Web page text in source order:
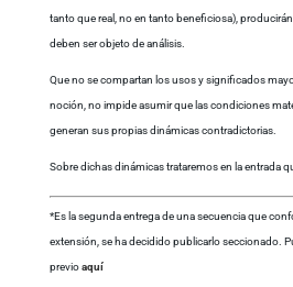
tanto que real, no en tanto beneficiosa),
deben ser objeto de análisis.
Que no se compartan los usos y significados
noción, no impide asumir que las condiciones
generan sus propias dinámicas contradictorias.
Sobre dichas dinámicas trataremos en la entrada
*Es la segunda entrega de una secuencia que
extensión, se ha decidido publicarlo seccionado.
previoaquí